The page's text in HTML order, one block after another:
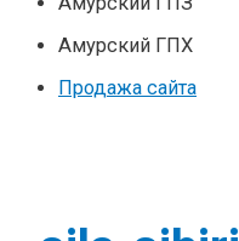
Амурский ГПХ
Продажа сайта